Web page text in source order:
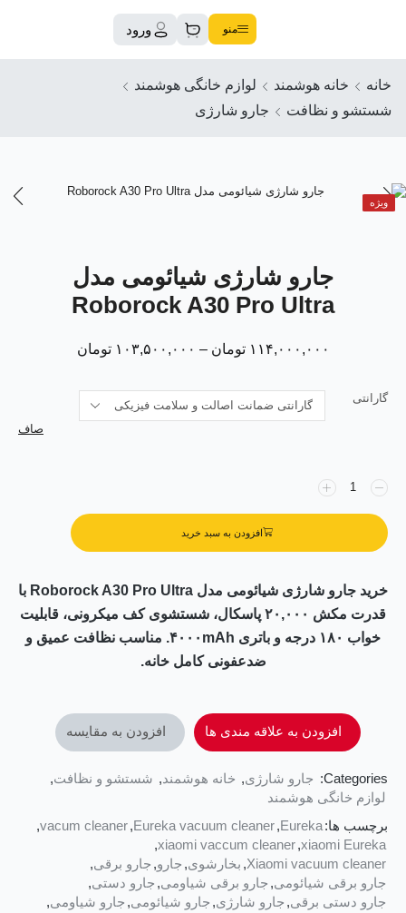
منو ورود
خانه خانه هوشمند
لوازم خانگی هوشمند
شستشو و نظافت
جارو شارژی
ویژه
جارو شارژی شیائومی مدل
Roborock A30 Pro Ultra
۱۱۴,۰۰۰,۰۰۰ تومان – ۱۰۳,۵۰۰,۰۰۰ تومان
گارانتی
صاف
افزودن به سبد خرید
خرید جارو شارژی شیائومی مدل Roborock A30 Pro Ultra با
قدرت مکش ۲۰,۰۰۰ پاسکال، شستشوی کف میکرونی، قابلیت
خواب ۱۸۰ درجه و باتری ۴۰۰۰mAh. مناسب نظافت عمیق و
ضدعفونی کامل خانه.
افزودن به علاقه مندی ها افزودن به مقایسه
Categories: جارو شارژی, خانه هوشمند , شستشو و نظافت,
لوازم خانگی هوشمند
برچسب ها:Eureka
,
Eureka vacuum cleaner
,
vacum cleaner
,
xiaomi Eureka
,
xiaomi vaccum cleaner
,
Xiaomi vacuum cleaner
, بخارشوی, جارو, جارو برقی,
جارو برقی شیائومی, جارو برقی شیاومی, جارو دستی,
جارو دستی برقی, جارو شارژی, جارو شیائومی, جارو شیاومی,